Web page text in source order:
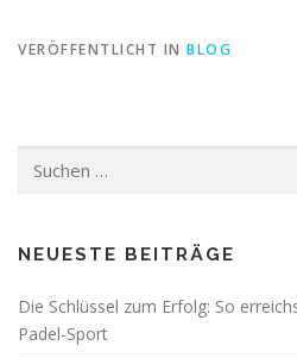
VERÖFFENTLICHT IN BLOG
nach:
NEUESTE BEITRÄGE
Die Schlüssel zum Erfolg: So
Padel-Sport